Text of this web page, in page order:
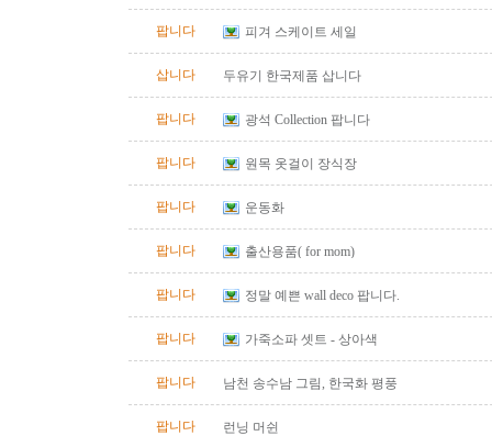
팝니다 피겨 스케이트 세일
삽니다 두유기 한국제품 삽니다
팝니다 광석 Collection 팝니다
팝니다 원목 옷걸이 장식장
팝니다 운동화
팝니다 출산용품( for mom)
팝니다 정말 예쁜 wall deco 팝니다.
팝니다 가죽소파 셋트 - 상아색
팝니다 남천 송수남 그림, 한국화 평풍
팝니다 런닝 머쉰